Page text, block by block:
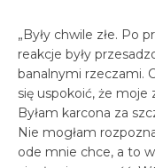
„Były chwile złe. Po
reakcje były
banalnymi rzeczami.
się uspokoić, że
Byłam karcona za
Nie mogłam
ode mnie chce, a to